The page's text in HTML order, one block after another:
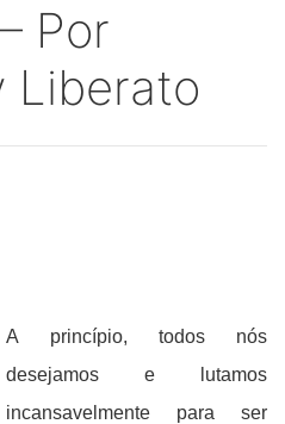
Por
Liberato
A princípio, todos nós
desejamos e lutamos
incansavelmente para ser